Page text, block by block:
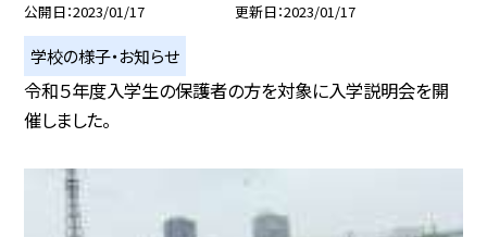
公開日 2023/01/17 更新日 2023/01/17
学校の様子・お知らせ
令和５年度入学生の保護者の方を対象に入学説明会を開
催しました。